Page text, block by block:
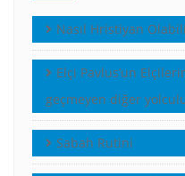
Nasıl Hristiyan
Elçi Pavlus’un
geçmeyen diğer
Sabah Rutini